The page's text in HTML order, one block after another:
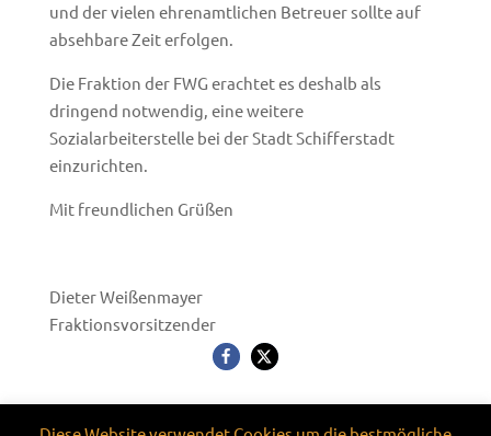
und der vielen ehrenamtlichen Betreuer sollte auf
absehbare Zeit erfolgen.
Die Fraktion der FWG erachtet es deshalb als
dringend notwendig, eine weitere
Sozialarbeiterstelle bei der Stadt Schifferstadt
einzurichten.
Mit freundlichen Grüßen
Dieter Weißenmayer
Fraktionsvorsitzender